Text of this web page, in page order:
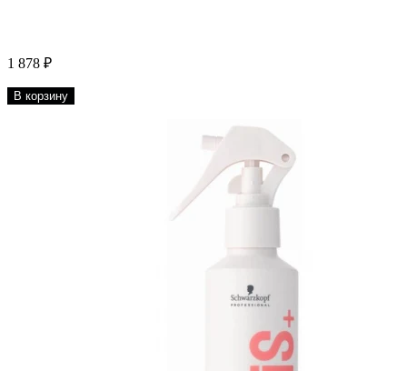
1 878 ₽
В корзину